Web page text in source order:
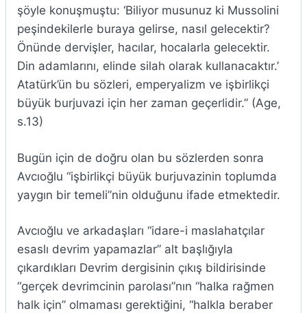
şöyle konuşmuştu: ‘Biliyor musunuz ki Mussolini
peşindekilerle buraya gelirse, nasıl gelecektir?
Önünde dervişler, hacılar, hocalarla gelecektir.
Din adamlarını, elinde silah olarak kullanacaktır.’
Atatürk’ün bu sözleri, emperyalizm ve işbirlikçi
büyük burjuvazi için her zaman geçerlidir.” (Age,
s.13)
Bugün için de doğru olan bu sözlerden sonra
Avcıoğlu “işbirlikçi büyük burjuvazinin toplumda
yaygın bir temeli”nin olduğunu ifade etmektedir.
Avcıoğlu ve arkadaşları “idare-i maslahatçılar
esaslı devrim yapamazlar” alt başlığıyla
çıkardıkları Devrim dergisinin çıkış bildirisinde
“gerçek devrimcinin parolası”nın “halka rağmen
halk için” olmaması gerektiğini, “halkla beraber